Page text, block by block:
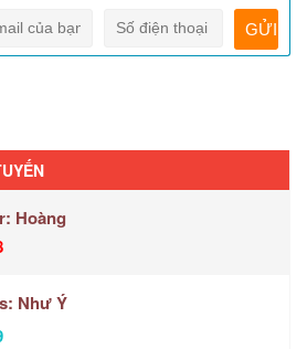
Hoàng
Như Ý